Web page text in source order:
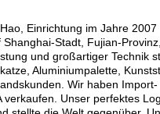
Einrichtung im Jahre
Stadt, Fujian-
und großartiger Technik
Aluminiumpalette,
Wir haben
verkaufen. Unser perfektes